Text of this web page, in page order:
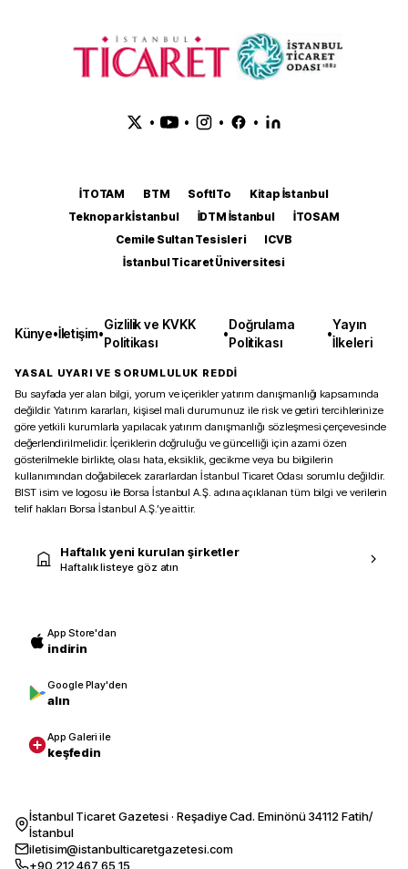
• • • •
İTOTAM BTM SoftITo
Kitap İstanbul
Teknopark İstanbul
İDTM İstanbul
İTOSAM
Cemile Sultan Tesisleri
ICVB
İstanbul Ticaret Üniversitesi
Künye•İletişim•
Gizlilik ve KVKK
Politikası
•
Doğrulama
Politikası
•
Yayın
İlkeleri
YASAL UYARI VE SORUMLULUK REDDİ
Bu sayfada yer alan bilgi, yorum ve içerikler yatırım danışmanlığı kapsamında
değildir. Yatırım kararları, kişisel mali durumunuz ile risk ve getiri tercihlerinize
göre yetkili kurumlarla yapılacak yatırım danışmanlığı sözleşmesi çerçevesinde
değerlendirilmelidir. İçeriklerin doğruluğu ve güncelliği için azami özen
gösterilmekle birlikte, olası hata, eksiklik, gecikme veya bu bilgilerin
kullanımından doğabilecek zararlardan İstanbul Ticaret Odası sorumlu değildir.
BIST isim ve logosu ile Borsa İstanbul A.Ş. adına açıklanan tüm bilgi ve verilerin
telif hakları Borsa İstanbul A.Ş.’ye aittir.
Haftalık yeni kurulan şirketler
Haftalık listeye göz atın
App Store'dan
indirin
Google Play'den
alın
App Galeri ile
keşfedin
İstanbul Ticaret Gazetesi · Reşadiye Cad. Eminönü 34112 Fatih/
İstanbul
iletisim@istanbulticaretgazetesi.com
+90 212 467 65 15